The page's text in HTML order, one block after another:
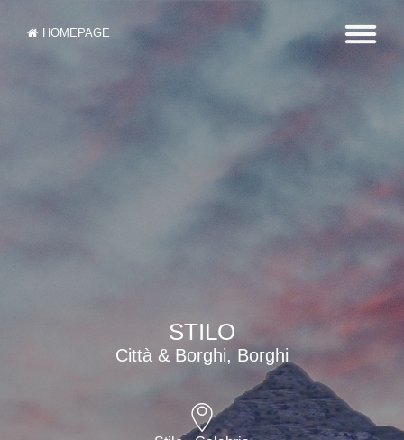
HOMEPAGE
STILO
Città & Borghi, Borghi